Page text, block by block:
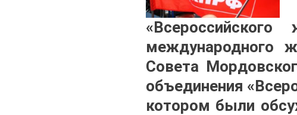
международного
Совета
объединения
котором были